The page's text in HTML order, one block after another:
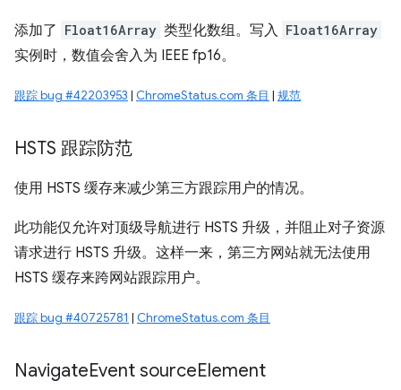
添加了 Float16Array 类型化数组。写入 Float16Array
实例时，数值会舍入为 IEEE fp16。
跟踪 bug #42203953 | ChromeStatus.com 条目 | 规范
HSTS 跟踪防范
使用 HSTS 缓存来减少第三方跟踪用户的情况。
此功能仅允许对顶级导航进行 HSTS 升级，并阻止对子资源
请求进行 HSTS 升级。这样一来，第三方网站就无法使用
HSTS 缓存来跨网站跟踪用户。
跟踪 bug #40725781 | ChromeStatus.com 条目
NavigateEvent sourceElement